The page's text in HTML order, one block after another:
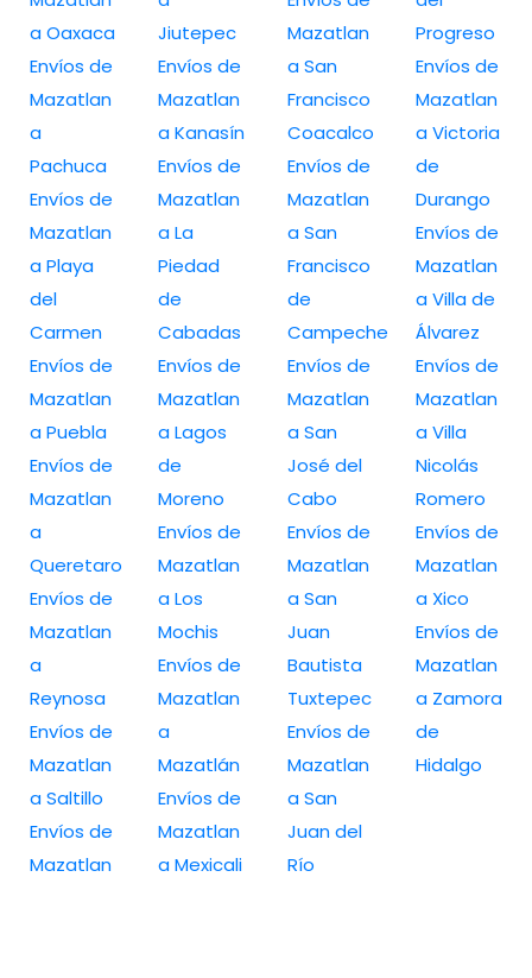
a Oaxaca
Envíos de
Mazatlan
a
Pachuca
Envíos de
Mazatlan
a Playa
del
Carmen
Envíos de
Mazatlan
a Puebla
Envíos de
Mazatlan
a
Queretaro
Envíos de
Mazatlan
a
Reynosa
Envíos de
Mazatlan
a Saltillo
Envíos de
Mazatlan
Jiutepec
Envíos de
Mazatlan
a Kanasín
Envíos de
Mazatlan
a La
Piedad
de
Cabadas
Envíos de
Mazatlan
a Lagos
de
Moreno
Envíos de
Mazatlan
a Los
Mochis
Envíos de
Mazatlan
a
Mazatlán
Envíos de
Mazatlan
a Mexicali
Mazatlan
a San
Francisco
Coacalco
Envíos de
Mazatlan
a San
Francisco
de
Campeche
Envíos de
Mazatlan
a San
José del
Cabo
Envíos de
Mazatlan
a San
Juan
Bautista
Tuxtepec
Envíos de
Mazatlan
a San
Juan del
Río
Progreso
Envíos de
Mazatlan
a Victoria
de
Durango
Envíos de
Mazatlan
a Villa de
Álvarez
Envíos de
Mazatlan
a Villa
Nicolás
Romero
Envíos de
Mazatlan
a Xico
Envíos de
Mazatlan
a Zamora
de
Hidalgo